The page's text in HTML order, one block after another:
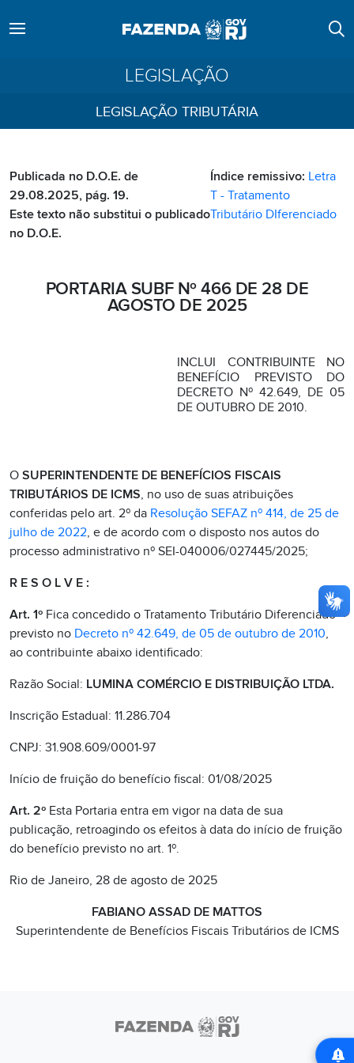
LEGISLAÇÃO
LEGISLAÇÃO TRIBUTÁRIA
Publicada no D.O.E. de
29.08.2025, pág. 19.
Este texto não substitui o publicado
no D.O.E.
Índice remissivo: Letra
T - Tratamento
Tributário DIferenciado
PORTARIA SUBF Nº 466 DE 28 DE
AGOSTO DE 2025
INCLUI CONTRIBUINTE NO
BENEFÍCIO PREVISTO DO
DECRETO Nº 42.649, DE 05
DE OUTUBRO DE 2010.
O SUPERINTENDENTE DE BENEFÍCIOS FISCAIS
TRIBUTÁRIOS DE ICMS, no uso de suas atribuições
conferidas pelo art. 2º da Resolução SEFAZ nº 414, de 25 de
julho de 2022, e de acordo com o disposto nos autos do
processo administrativo nº SEI-040006/027445/2025;
R E S O L V E :
Art. 1º Fica concedido o Tratamento Tributário Diferenciado
previsto no Decreto nº 42.649, de 05 de outubro de 2010,
ao contribuinte abaixo identificado:
Razão Social: LUMINA COMÉRCIO E DISTRIBUIÇÃO LTDA.
Inscrição Estadual: 11.286.704
CNPJ: 31.908.609/0001-97
Início de fruição do benefício fiscal: 01/08/2025
Art. 2º Esta Portaria entra em vigor na data de sua
publicação, retroagindo os efeitos à data do início de fruição
do benefício previsto no art. 1º.
Rio de Janeiro, 28 de agosto de 2025
FABIANO ASSAD DE MATTOS
Superintendente de Benefícios Fiscais Tributários de ICMS